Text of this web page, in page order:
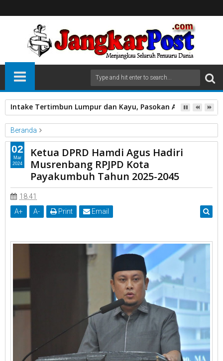
Intake Tertimbun Lumpur dan Kayu, Pasokan Air Bersih di
Beranda
Ketua DPRD Hamdi Agus Hadiri Musrenbang RPJPD Kota
Payakumbuh Tahun 2025-2045
Ketua DPRD Hamdi Agus Hadiri Musrenbang RPJPD Kota
Payakumbuh Tahun 2025-2045
Ketua DPRD Hamdi Agus Hadiri
Musrenbang RPJPD Kota
Payakumbuh Tahun 2025-2045
18.41
A+ A- Print Email
02
Mar
2024